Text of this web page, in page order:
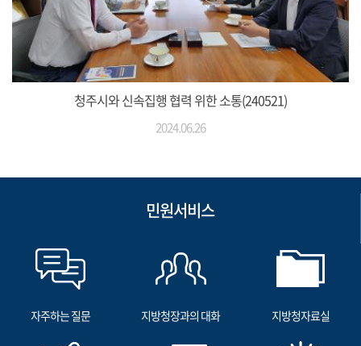
청주시와 신속집행 협력 위한 소통(240521)
2024.06.26
민원서비스
자주하는 질문 지방청장과의 대화 지방청자료실